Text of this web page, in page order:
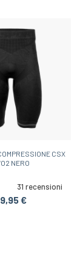
CSX
NERO
31 recensioni
€
suivante